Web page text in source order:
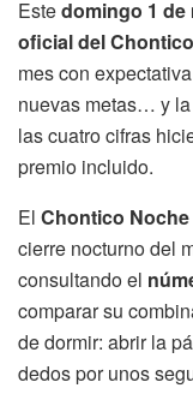
Estedomingo 1 de
oficial del
mes con
nuevas metas… y
las cuatro cifras
premio incluido.
El Chontico Noche
cierre nocturno del
consultando el
comparar su
de dormir: abrir la
dedos por unos